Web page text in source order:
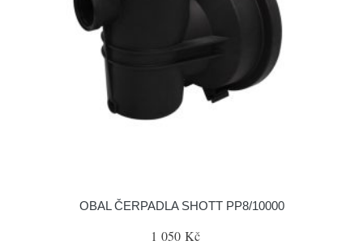
OBAL ČERPADLA SHOTT PP8/10000
1 050 Kč